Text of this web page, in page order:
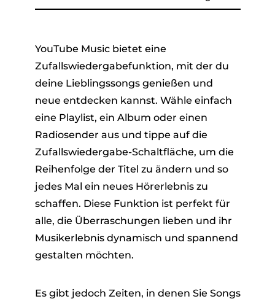
YouTube Music bietet eine
Zufallswiedergabefunktion, mit der du
deine Lieblingssongs genießen und
neue entdecken kannst. Wähle einfach
eine Playlist, ein Album oder einen
Radiosender aus und tippe auf die
Zufallswiedergabe-Schaltfläche, um die
Reihenfolge der Titel zu ändern und so
jedes Mal ein neues Hörerlebnis zu
schaffen. Diese Funktion ist perfekt für
alle, die Überraschungen lieben und ihr
Musikerlebnis dynamisch und spannend
gestalten möchten.
Es gibt jedoch Zeiten, in denen Sie Songs